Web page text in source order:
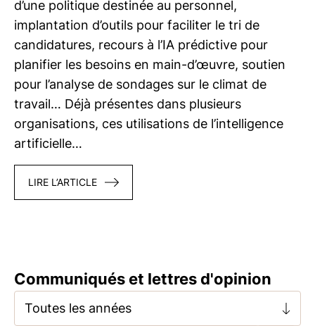
d’une politique destinée au personnel,
implantation d’outils pour faciliter le tri de
candidatures, recours à l’IA prédictive pour
planifier les besoins en main-d’œuvre, soutien
pour l’analyse de sondages sur le climat de
travail… Déjà présentes dans plusieurs
organisations, ces utilisations de l’intelligence
artificielle…
LIRE L’ARTICLE
Communiqués et lettres d'opinion
Toutes les années